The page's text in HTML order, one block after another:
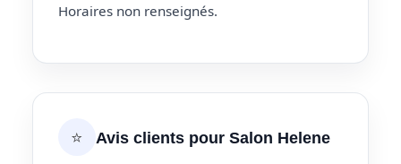
Horaires non renseignés.
⭐ Avis clients pour Salon Helene